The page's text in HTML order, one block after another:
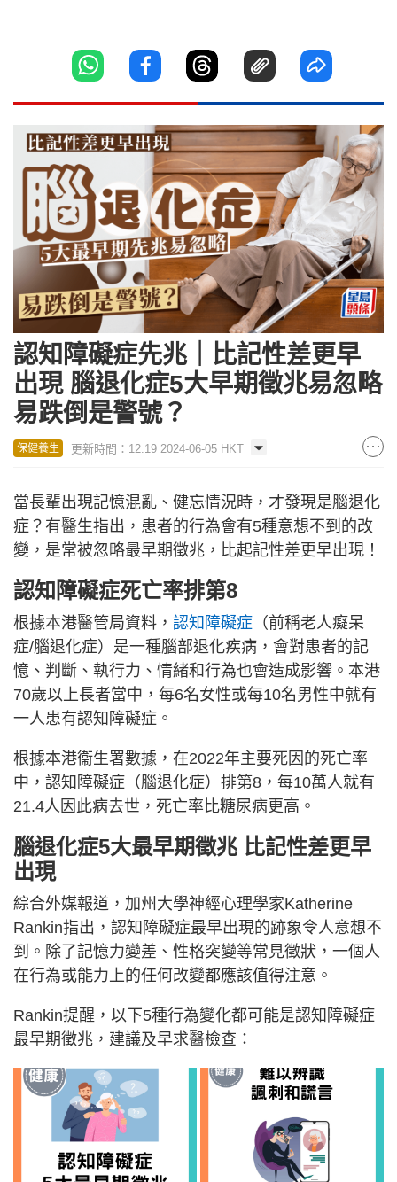
認知障礙症先兆｜比記性差更早
出現 腦退化症5大早期徵兆易忽略
易跌倒是警號？
保健養生 更新時間：12:19 2024-06-05 HKT
當長輩出現記憶混亂、健忘情況時，才發現是腦退化
症？有醫生指出，患者的行為會有5種意想不到的改
變，是常被忽略最早期徵兆，比起記性差更早出現！
認知障礙症死亡率排第8
根據本港醫管局資料， 認知障礙症 （前稱老人癡呆
症/腦退化症）是一種腦部退化疾病，會對患者的記
憶、判斷、執行力、情緒和行為也會造成影響。本港
70歲以上長者當中，每6名女性或每10名男性中就有
一人患有認知障礙症。
根據本港衞生署數據，在2022年主要死因的死亡率
中，認知障礙症（腦退化症）排第8，每10萬人就有
21.4人因此病去世，死亡率比糖尿病更高。
腦退化症5大最早期徵兆 比記性差更早
出現
綜合外媒報道，加州大學神經心理學家Katherine
Rankin指出，認知障礙症最早出現的跡象令人意想不
到。除了記憶力變差、性格突變等常見徵狀，一個人
在行為或能力上的任何改變都應該值得注意。
Rankin提醒，以下5種行為變化都可能是認知障礙症
最早期徵兆，建議及早求醫檢查：